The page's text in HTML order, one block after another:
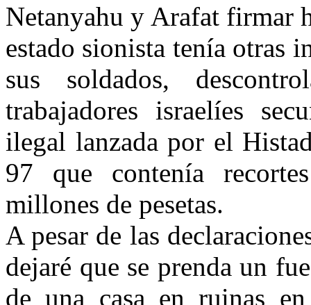
Netanyahu y Arafat firmar
estado sionista tenía otras
sus soldados,
trabajadores israelíes
ilegal lanzada por el
97 que contenía
millones de pesetas.
A pesar de las
dejaré que se prenda un
de una casa en ruinas